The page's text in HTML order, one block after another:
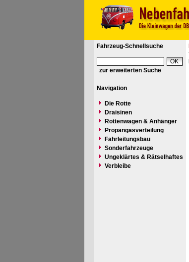
Fahrzeug-Schnellsuche
zur erweiterten Suche
Navigation
Die Rotte
Draisinen
Rottenwagen & Anhänger
Propangasverteilung
Fahrleitungsbau
Sonderfahrzeuge
Ungeklärtes & Rätselhaftes
Verbleibe